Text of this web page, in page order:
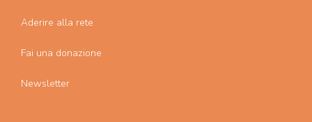
Aderire alla rete
Fai una donazione
Newsletter